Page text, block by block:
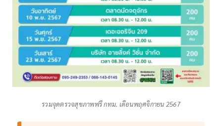
รวมจุดตรวจสุขภาพฟรี กทม. เดือนพฤศจิกายน 2567